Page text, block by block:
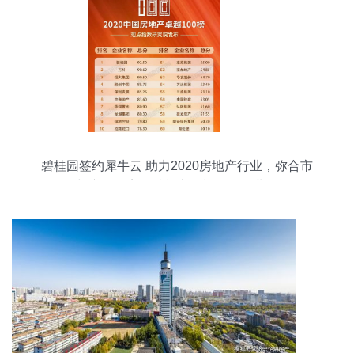
碧桂园签约犀牛云 助力2020房地产行业，弥合市